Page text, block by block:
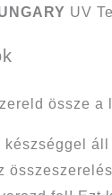
UV
össze a
készséggel